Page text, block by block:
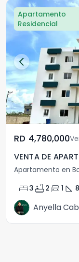
Apartamento
Residencial
RD	4,780,000
Apartamento en
bed3 bathtub 2 directions_car 1 square_foot
Anyella